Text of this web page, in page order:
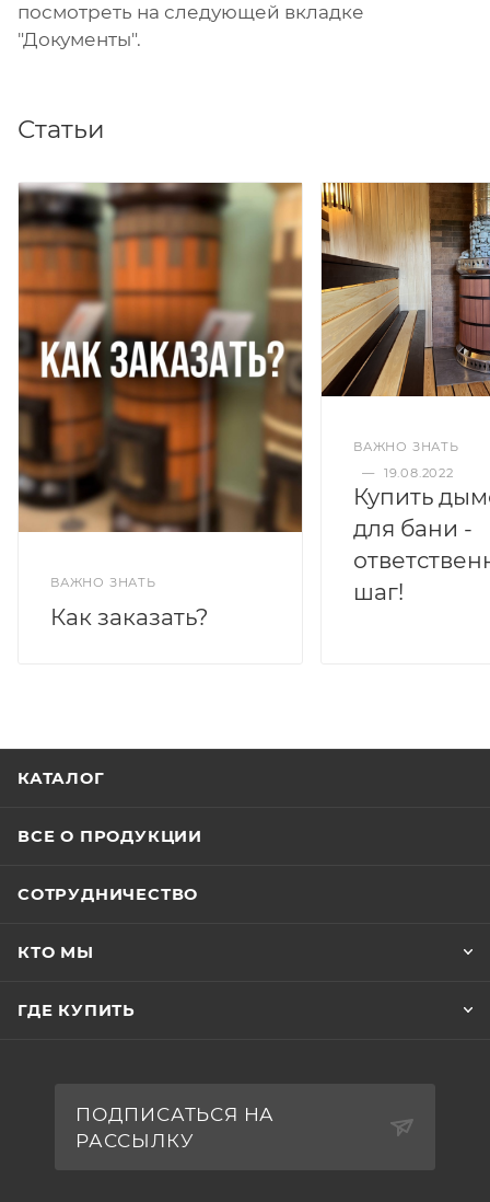
посмотреть на следующей вкладке
"Документы".
Статьи
ВАЖНО ЗНАТЬ
Как заказать?
ВАЖНО ЗНАТЬ
— 19.08.2022
Купить
для бани -
шаг!
КАТАЛОГ
ВСЕ О ПРОДУКЦИИ
СОТРУДНИЧЕСТВО
КТО МЫ
ГДЕ КУПИТЬ
ПОДПИСАТЬСЯ НА
РАССЫЛКУ